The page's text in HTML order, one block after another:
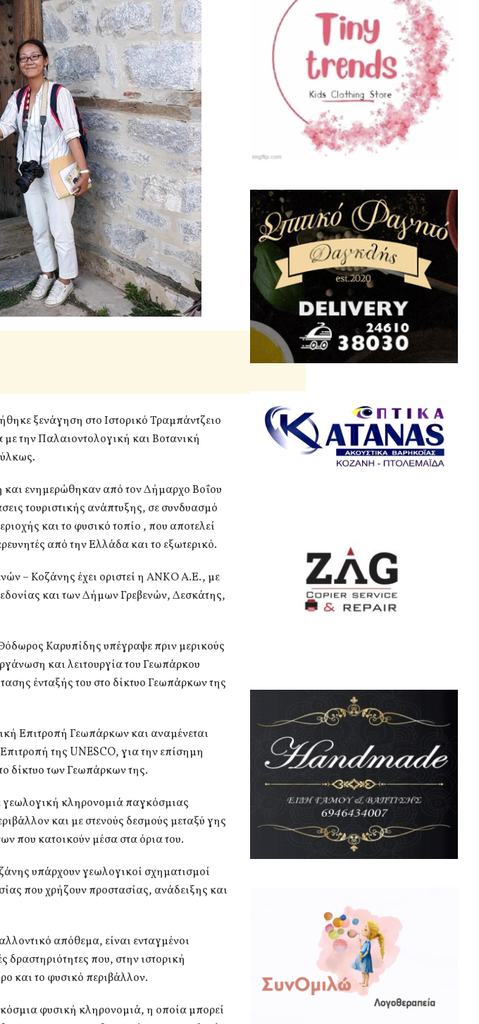
ξενάγηση στο Ιστορικό Τραμπάντζειο
με την Παλαιοντολογική και Βοτανική
ενημερώθηκαν από τον Δήμαρχο Βοΐου
τουριστικής ανάπτυξης, σε συνδυασμό
και το φυσικό τοπίο , που αποτελεί
από την Ελλάδα και το εξωτερικό.
– Κοζάνης έχει οριστεί η ΑΝΚΟ Α.Ε., με
και των Δήμων Γρεβενών, Δεσκάτης,
Καρυπίδης υπέγραψε πριν μερικούς
και λειτουργία του Γεωπάρκου
ένταξής του στο δίκτυο Γεωπάρκων της
Επιτροπή Γεωπάρκων και αναμένεται
της UNESCO, για την επίσημη
δίκτυο των Γεωπάρκων της.
γεωλογική κληρονομιά παγκόσμιας
και με στενούς δεσμούς μεταξύ γης
που κατοικούν μέσα στα όρια του.
υπάρχουν γεωλογικοί σχηματισμοί
που χρήζουν προστασίας, ανάδειξης και
απόθεμα, είναι ενταγμένοι
που, στην ιστορική
και το φυσικό περιβάλλον.
φυσική κληρονομιά, η οποία μπορεί